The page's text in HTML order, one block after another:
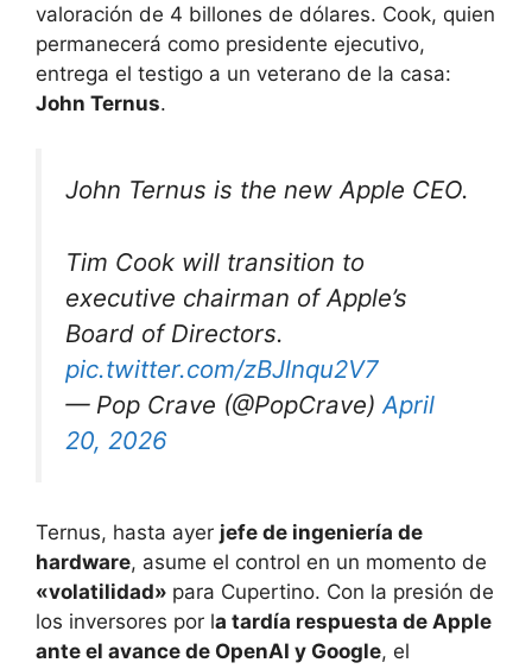
valoración de 4 billones de dólares. Cook, quien
permanecerá como presidente ejecutivo,
entrega el testigo a un veterano de la casa:
John Ternus.
John Ternus is the new Apple CEO.
Tim Cook will transition to
executive chairman of Apple’s
Board of Directors.
pic.twitter.com/zBJlnqu2V7
— Pop Crave (@PopCrave) April
20, 2026
Ternus, hasta ayer jefe de ingeniería de
hardware, asume el control en un momento de
«volatilidad» para Cupertino. Con la presión de
los inversores por la tardía respuesta de Apple
ante el avance de OpenAI y Google, el